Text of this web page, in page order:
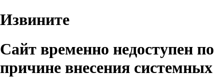
Извините
Сайт временно недоступен по
причине внесения системных